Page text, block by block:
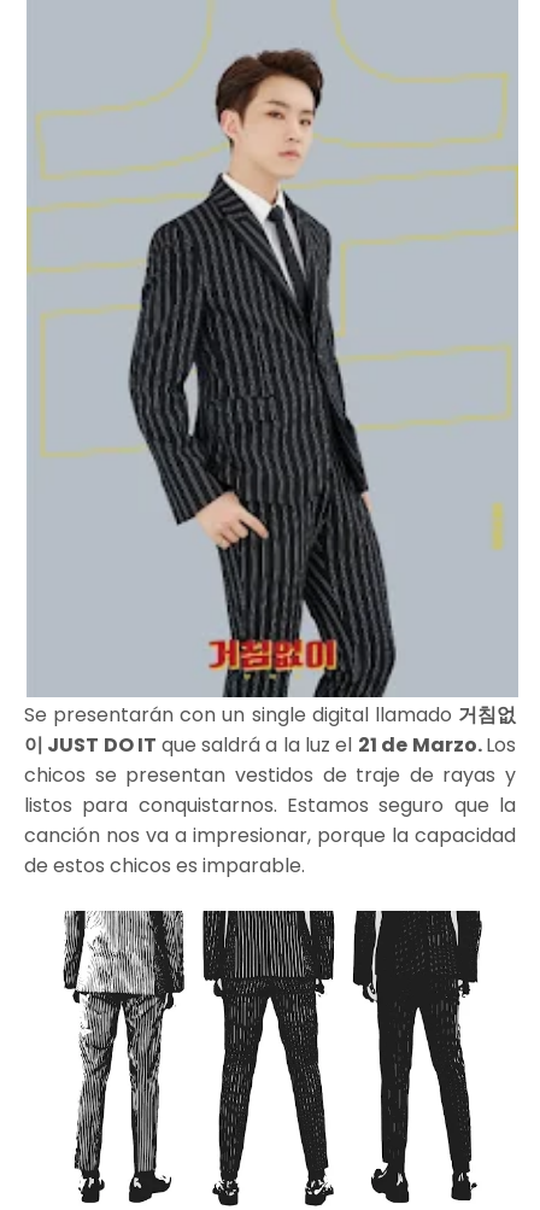
Se presentarán con un single digital llamado 거침없
이 JUST DO IT que saldrá a la luz el 21 de Marzo.Los
chicos se presentan vestidos de traje de rayas y
listos para conquistarnos. Estamos seguro que la
canción nos va a impresionar, porque la capacidad
de estos chicos es imparable.